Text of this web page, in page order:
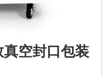
空封口包装